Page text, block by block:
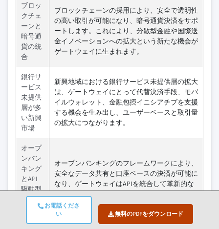
お電話くださ
い
無料のPDFをダウンロード
ブロッ
クチェ
ーンと
暗号通
貨の統
合
ブロックチェーンの採用により、安全で透明性
の高い取引が可能になり、暗号通貨決済をサポ
ートします。これにより、分散型金融や国際送
金イノベーションへの拡大という新たな機会が
ゲートウェイに生まれます。
銀行サ
ービス
未提供
層が多
い新興
市場
新興地域における銀行サービス未提供層の拡大
は、ゲートウェイにとって代替決済手段、モバ
イルウォレット、金融包摂イニシアチブを支援
する機会を生み出し、ユーザーベースと取引量
の拡大につながります。
オープ
ンバン
キング
とAPI
駆動型
エコシ
ステム
オープンバンキングのフレームワークにより、
安全なデータ共有と口座ベースの決済が可能に
なり、ゲートウェイはAPIを統合して革新的な
サービス、改善された決済ルーティング、顧客
体験の向上を実現できます。